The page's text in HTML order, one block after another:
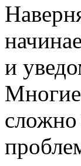
и
Многие
сложно